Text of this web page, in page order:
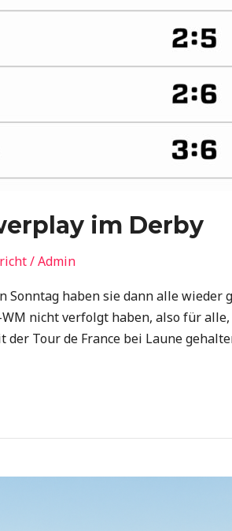
im Derby
/Admin
Sonntag haben sie dann alle
nicht verfolgt haben, also für
Tour de France bei Laune